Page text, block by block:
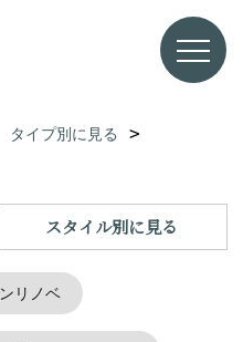
タイプ別に見る
スタイル別に見る
リノベ